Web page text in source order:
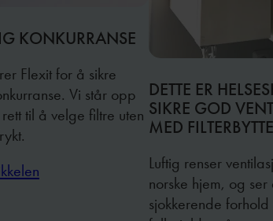
KONKURRANSE
Flexit for å sikre
Vi står opp
til å velge filtre uten
DETTE ER
SIKRE GOD
MED FILTERBYTTE
Luftig renser
norske hjem, og
sjokkerende